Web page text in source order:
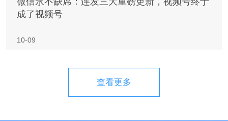
成了视频号
10-09
查看更多